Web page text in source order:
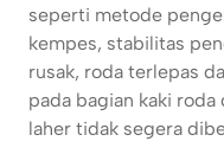
seperti metode
kempes, stabilitas
rusak, roda terlepas
pada bagian kaki
laher tidak segera